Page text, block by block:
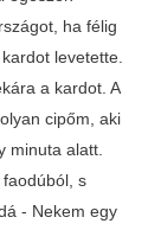
ha félig
levetette.
a kardot. A
cipőm, aki
minuta alatt.
faodúból, s
- Nekem egy